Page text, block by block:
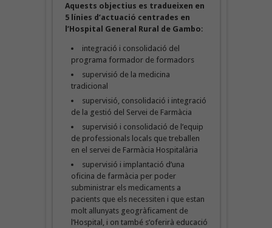
Aquests objectius es tradueixen en
5 línies d’actuació centrades en
l’Hospital General Rural de Gambo:
integració i consolidació del
programa formador de formadors
supervisió de la medicina
tradicional
supervisió, consolidació i integració
de la gestió del Servei de Farmàcia
supervisió i consolidació de l’equip
de professionals locals que treballen
en el servei de Farmàcia Hospitalària
supervisió i implantació d’una
oficina de farmàcia per poder
subministrar els medicaments a
pacients que els necessiten i que estan
molt allunyats geogràficament de
l’Hospital, i on també s’oferirà educació